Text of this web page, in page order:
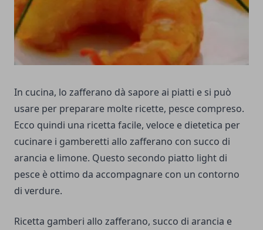
In cucina, lo zafferano dà sapore ai piatti e si può
usare per preparare molte ricette, pesce compreso.
Ecco quindi una ricetta facile, veloce e dietetica per
cucinare i gamberetti allo zafferano con succo di
arancia e limone. Questo secondo piatto light di
pesce è ottimo da accompagnare con un contorno
di verdure.
Ricetta gamberi allo zafferano, succo di arancia e